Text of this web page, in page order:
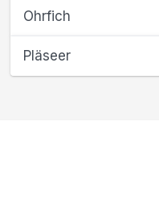
Ohrfich
Pläseer